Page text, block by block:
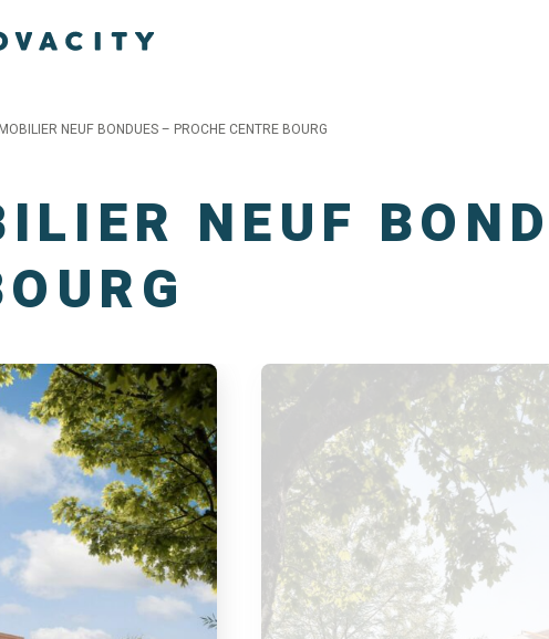
NEUF BONDUES – PROCHE CENTRE BOURG
NEUF